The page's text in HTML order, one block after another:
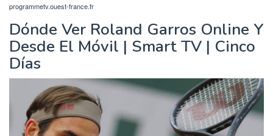
programmetv.ouest-france.fr
Dónde Ver Roland Garros Online Y
Desde El Móvil | Smart TV | Cinco
Días